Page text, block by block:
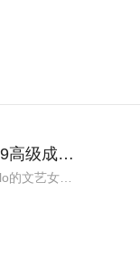
celine 2019春夏时装秀 赛琳2019高级成衣秀